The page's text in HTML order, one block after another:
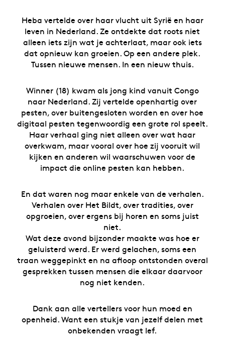
Heba vertelde over haar vlucht uit Syrië en haar
leven in Nederland. Ze ontdekte dat roots niet
alleen iets zijn wat je achterlaat, maar ook iets
dat opnieuw kan groeien. Op een andere plek.
Tussen nieuwe mensen. In een nieuw thuis.
Winner (18) kwam als jong kind vanuit Congo
naar Nederland. Zij vertelde openhartig over
pesten, over buitengesloten worden en over hoe
digitaal pesten tegenwoordig een grote rol speelt.
Haar verhaal ging niet alleen over wat haar
overkwam, maar vooral over hoe zij vooruit wil
kijken en anderen wil waarschuwen voor de
impact die online pesten kan hebben.
En dat waren nog maar enkele van de verhalen.
Verhalen over Het Bildt, over tradities, over
opgroeien, over ergens bij horen en soms juist
niet.
Wat deze avond bijzonder maakte was hoe er
geluisterd werd. Er werd gelachen, soms een
traan weggepinkt en na afloop ontstonden overal
gesprekken tussen mensen die elkaar daarvoor
nog niet kenden.
Dank aan alle vertellers voor hun moed en
openheid. Want een stukje van jezelf delen met
onbekenden vraagt lef.